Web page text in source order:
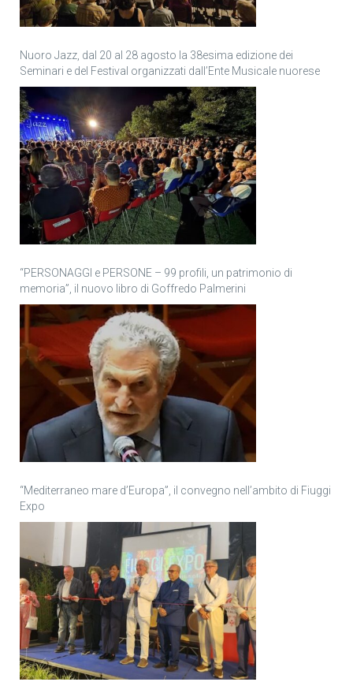
Nuoro Jazz, dal 20 al 28 agosto la 38esima edizione dei
Seminari e del Festival organizzati dall’Ente Musicale nuorese
“PERSONAGGI e PERSONE – 99 profili, un patrimonio di
memoria”, il nuovo libro di Goffredo Palmerini
“Mediterraneo mare d’Europa”, il convegno nell’ambito di Fiuggi
Expo